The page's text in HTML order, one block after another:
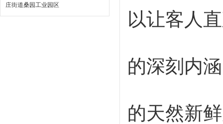
庄街道桑园工业园区
以让客人
的深刻内
的天然新